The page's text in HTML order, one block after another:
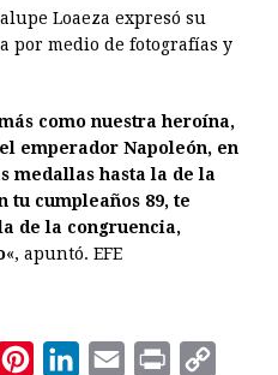
Loaeza expresó su
por medio de fotografías y
como nuestra heroína,
emperador Napoleón, en
medallas hasta la de la
tu cumpleaños 89, te
de la congruencia,
«, apuntó. EFE